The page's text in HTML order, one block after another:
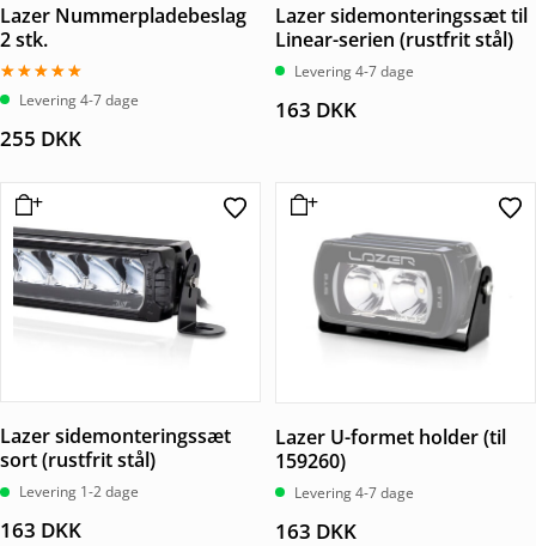
Lazer Nummerpladebeslag
2 stk.
Vurderet
5.00Levering 4-7 dage
255 DKK
Lazer sidemonteringssæt til
Linear-serien (rustfrit stål)
Levering 4-7 dage
163 DKK
Lazer sidemonteringssæt
sort (rustfrit stål)
Levering 1-2 dage
163 DKK
Lazer U-formet holder (til
159260)
Levering 4-7 dage
163 DKK